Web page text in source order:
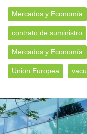
Mercados y Economía
contrato de suministro
Mercados y Economía
Union Europea